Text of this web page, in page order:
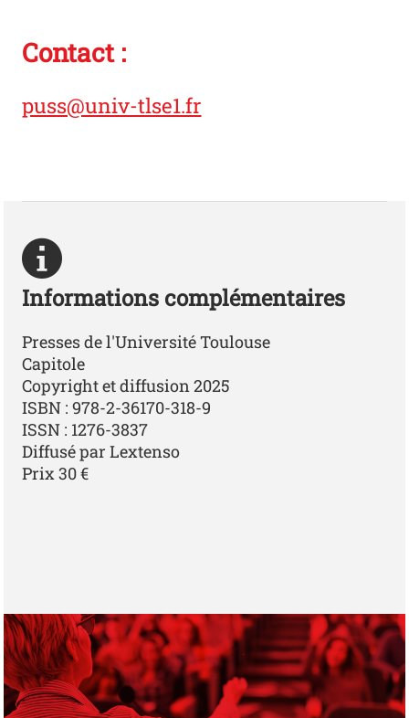
Contact :
puss@univ-tlse1.fr
Informations complémentaires
Presses de l'Université Toulouse
Capitole
Copyright et diffusion 2025
ISBN : 978-2-36170-318-9
ISSN : 1276-3837
Diffusé par Lextenso
Prix 30 €